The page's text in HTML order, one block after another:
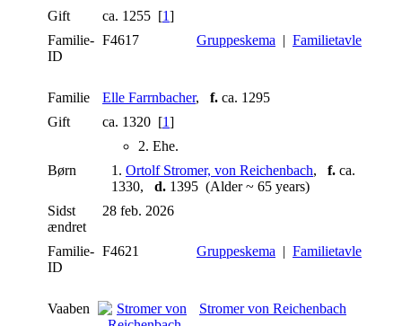
Gift ca. 1255 [1]
Familie-
ID
F4617 Gruppeskema | Familietavle
Familie Elle Farrnbacher, f. ca. 1295
Gift
ca. 1320 [1]
2. Ehe.
Børn
1. Ortolf Stromer, von Reichenbach, f. ca.
1330, d. 1395 (Alder ~ 65 years)
Sidst
ændret
28 feb. 2026
Familie-
ID
F4621 Gruppeskema | Familietavle
Vaaben Stromer von Reichenbach